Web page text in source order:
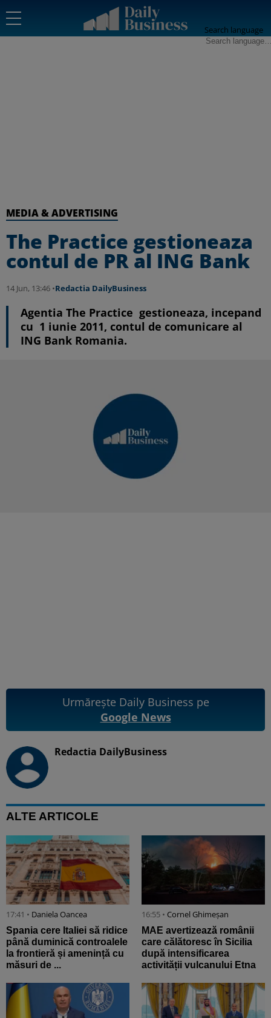
Search language
MEDIA & ADVERTISING
The Practice gestioneaza
contul de PR al ING Bank
14 Jun, 13:46 •Redactia DailyBusiness
Agentia The Practice gestioneaza, incepand
cu 1 iunie 2011, contul de comunicare al
ING Bank Romania.
Urmărește Daily Business pe
Google News
Redactia DailyBusiness
ALTE ARTICOLE
17:41 • Daniela Oancea
Spania cere Italiei să ridice
până duminică controalele
la frontieră și amenință cu
măsuri de ...
16:55 • Cornel Ghimeșan
MAE avertizează românii
care călătoresc în Sicilia
după intensificarea
activității vulcanului Etna